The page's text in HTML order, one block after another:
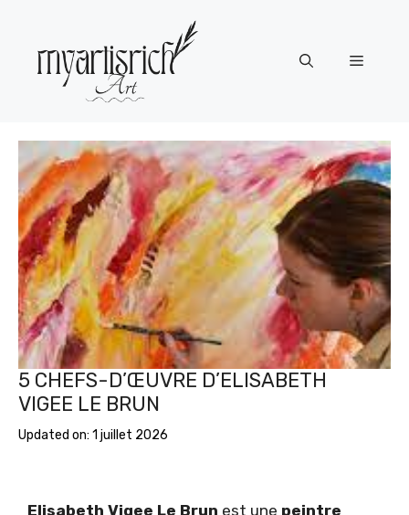
contenu
Menu
5 CHEFS-D’ŒUVRE D’ELISABETH
VIGEE LE BRUN
Updated on: 1 juillet 2026
Elisabeth Vigee Le Brun est une peintre